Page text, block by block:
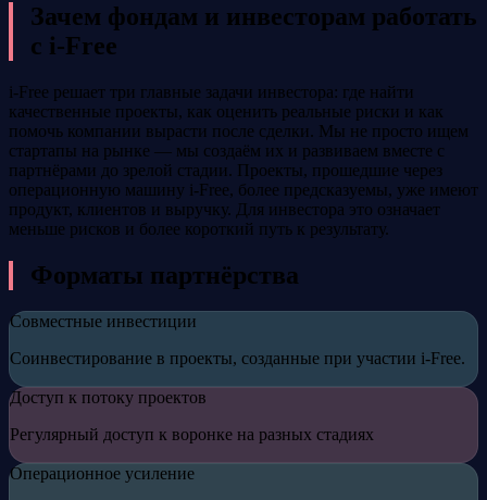
Зачем фондам и инвесторам работать
с i-Free
i-Free решает три главные задачи инвестора: где найти
качественные проекты, как оценить реальные риски и как
помочь компании вырасти после сделки. Мы не просто ищем
стартапы на рынке — мы создаём их и развиваем вместе с
партнёрами до зрелой стадии. Проекты, прошедшие через
операционную машину i-Free, более предсказуемы, уже имеют
продукт, клиентов и выручку. Для инвестора это означает
меньше рисков и более короткий путь к результату.
Форматы партнёрства
Совместные инвестиции
Соинвестирование в проекты, созданные при участии i-Free.
Доступ к потоку проектов
Регулярный доступ к воронке на разных стадиях
Операционное усиление